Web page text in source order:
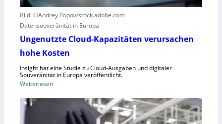
r
ü
n
d
t
c
k
a
u
C
R
A
,
E
Bild: ©Andrey Popov/stock.adobe.com
Datensouveränität in Europa
Ungenutzte Cloud-Kapazitäten verursachen
hohe Kosten
Insight hat eine Studie zu Cloud-Ausgaben und digitaler
Souveränität in Europa veröffentlicht.
Weiterlesen: